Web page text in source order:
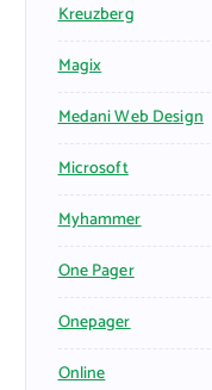
Kreuzberg
Magix
Medani Web Design
Microsoft
Myhammer
One Pager
Onepager
Online